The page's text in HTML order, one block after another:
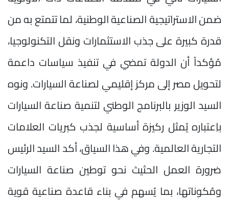
ضمن الاستراتيجية الصناعية الوطنية، لما تتمتع به من
قدرة كبيرة على جذب الاستثمارات ونقل التكنولوجيا،
مُؤكداً أن الدولة تمضي في تنفيذ سياسات داعمة
لتحويل مصر إلى مركز إقليمي لصناعة السيارات. ونوه
السيد الوزير بالبرنامج الوطني لتنمية صناعة السيارات
باِعتباره يُمثل ركيزة أساسية لجذب كبريات العلامات
التجارية العالمية. وفي هذا السياق، أكد السيد الرئيس
ضرورة العمل الحثيث نحو توطين صناعة السيارات
ومُكوناتها، بما يُسهم في بناء قاعدة صناعية قوية